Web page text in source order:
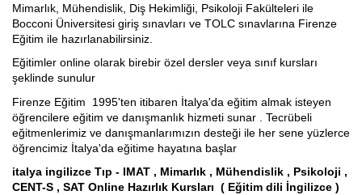
Dil Okulları
Yaz Okulu
Gurur Tablomuz
İletişim
Mimarlık, Mühendislik, Diş Hekimliği, Psikoloji Fakülteleri ile
Bocconi Üniversitesi giriş sınavları ve TOLC sınavlarına Firenze
Eğitim ile hazırlanabilirsiniz.
Eğitimler online olarak birebir özel dersler veya sınıf kursları
şeklinde sunulur
Firenze Eğitim 1995'ten itibaren İtalya'da eğitim almak isteyen
öğrencilere eğitim ve danışmanlık hizmeti sunar . Tecrübeli
eğitmenlerimiz ve danışmanlarımızın desteği ile her sene yüzlerce
öğrencimiz İtalya'da eğitime hayatına başlar
italya ingilizce Tıp - IMAT , Mimarlık , Mühendislik , Psikoloji ,
CENT-S , SAT Online Hazırlık Kursları ( Eğitim dili İngilizce )